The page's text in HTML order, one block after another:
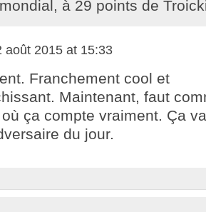
à 29 points de
août 2015 at 15:33
Franchement cool et
Maintenant, faut
ça compte vraiment. Ça
du jour.